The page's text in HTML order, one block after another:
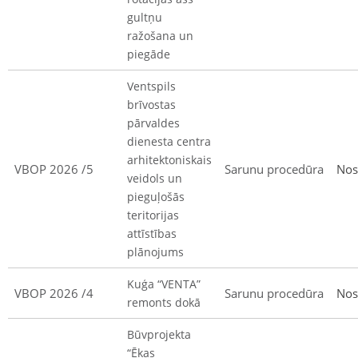
gultņu
ražošana un
piegāde
VBOP 2026 /5
Ventspils
brīvostas
pārvaldes
dienesta centra
arhitektoniskais
veidols un
pieguļošās
teritorijas
attīstības
plānojums
Sarunu procedūra
VBOP 2026 /4
Kuģa “VENTA”
remonts dokā
Sarunu procedūra
Būvprojekta
“Ēkas